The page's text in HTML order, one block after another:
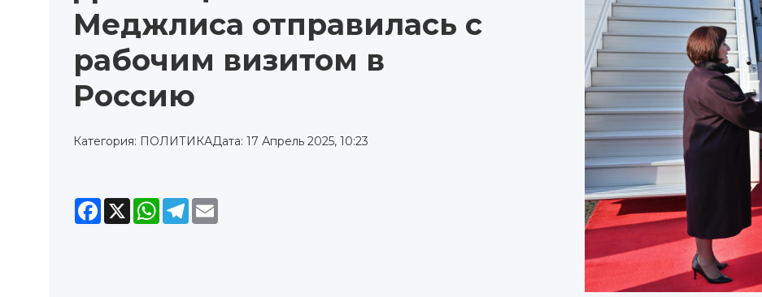
Меджлиса отправилась с
рабочим визитом в
Россию
Категория: ПОЛИТИКАДата: 17 Апрель 2025, 10:23
Facebook
X WhatsApp
Telegram